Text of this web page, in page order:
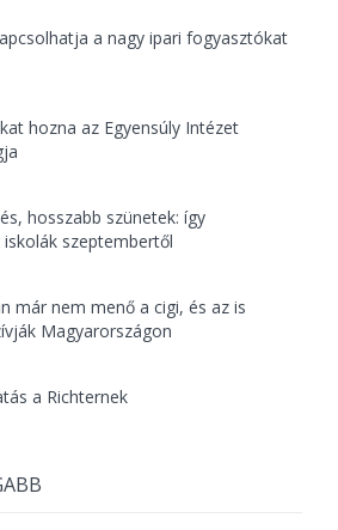
a nagy ipari fogyasztókat
hozna az Egyensúly Intézet
hosszabb szünetek: így
szeptembertől
már nem menő a cigi, és az is
Magyarországon
a Richternek